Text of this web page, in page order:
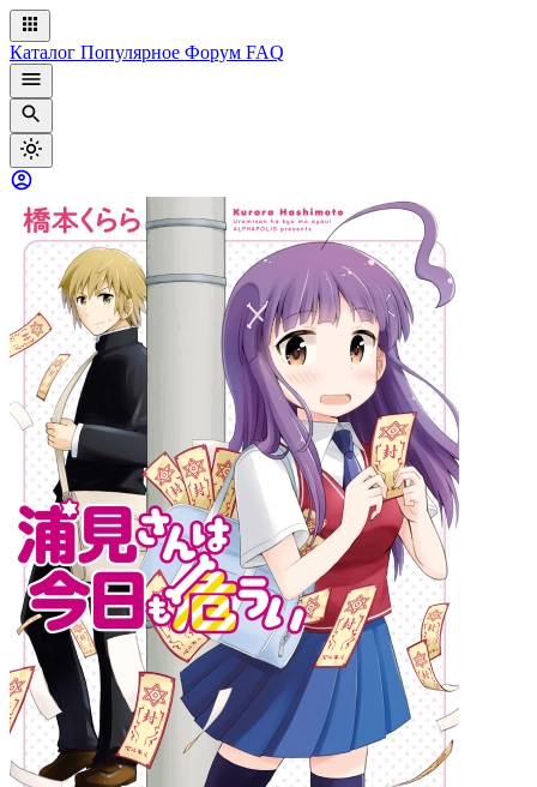
Каталог Популярное Форум FAQ